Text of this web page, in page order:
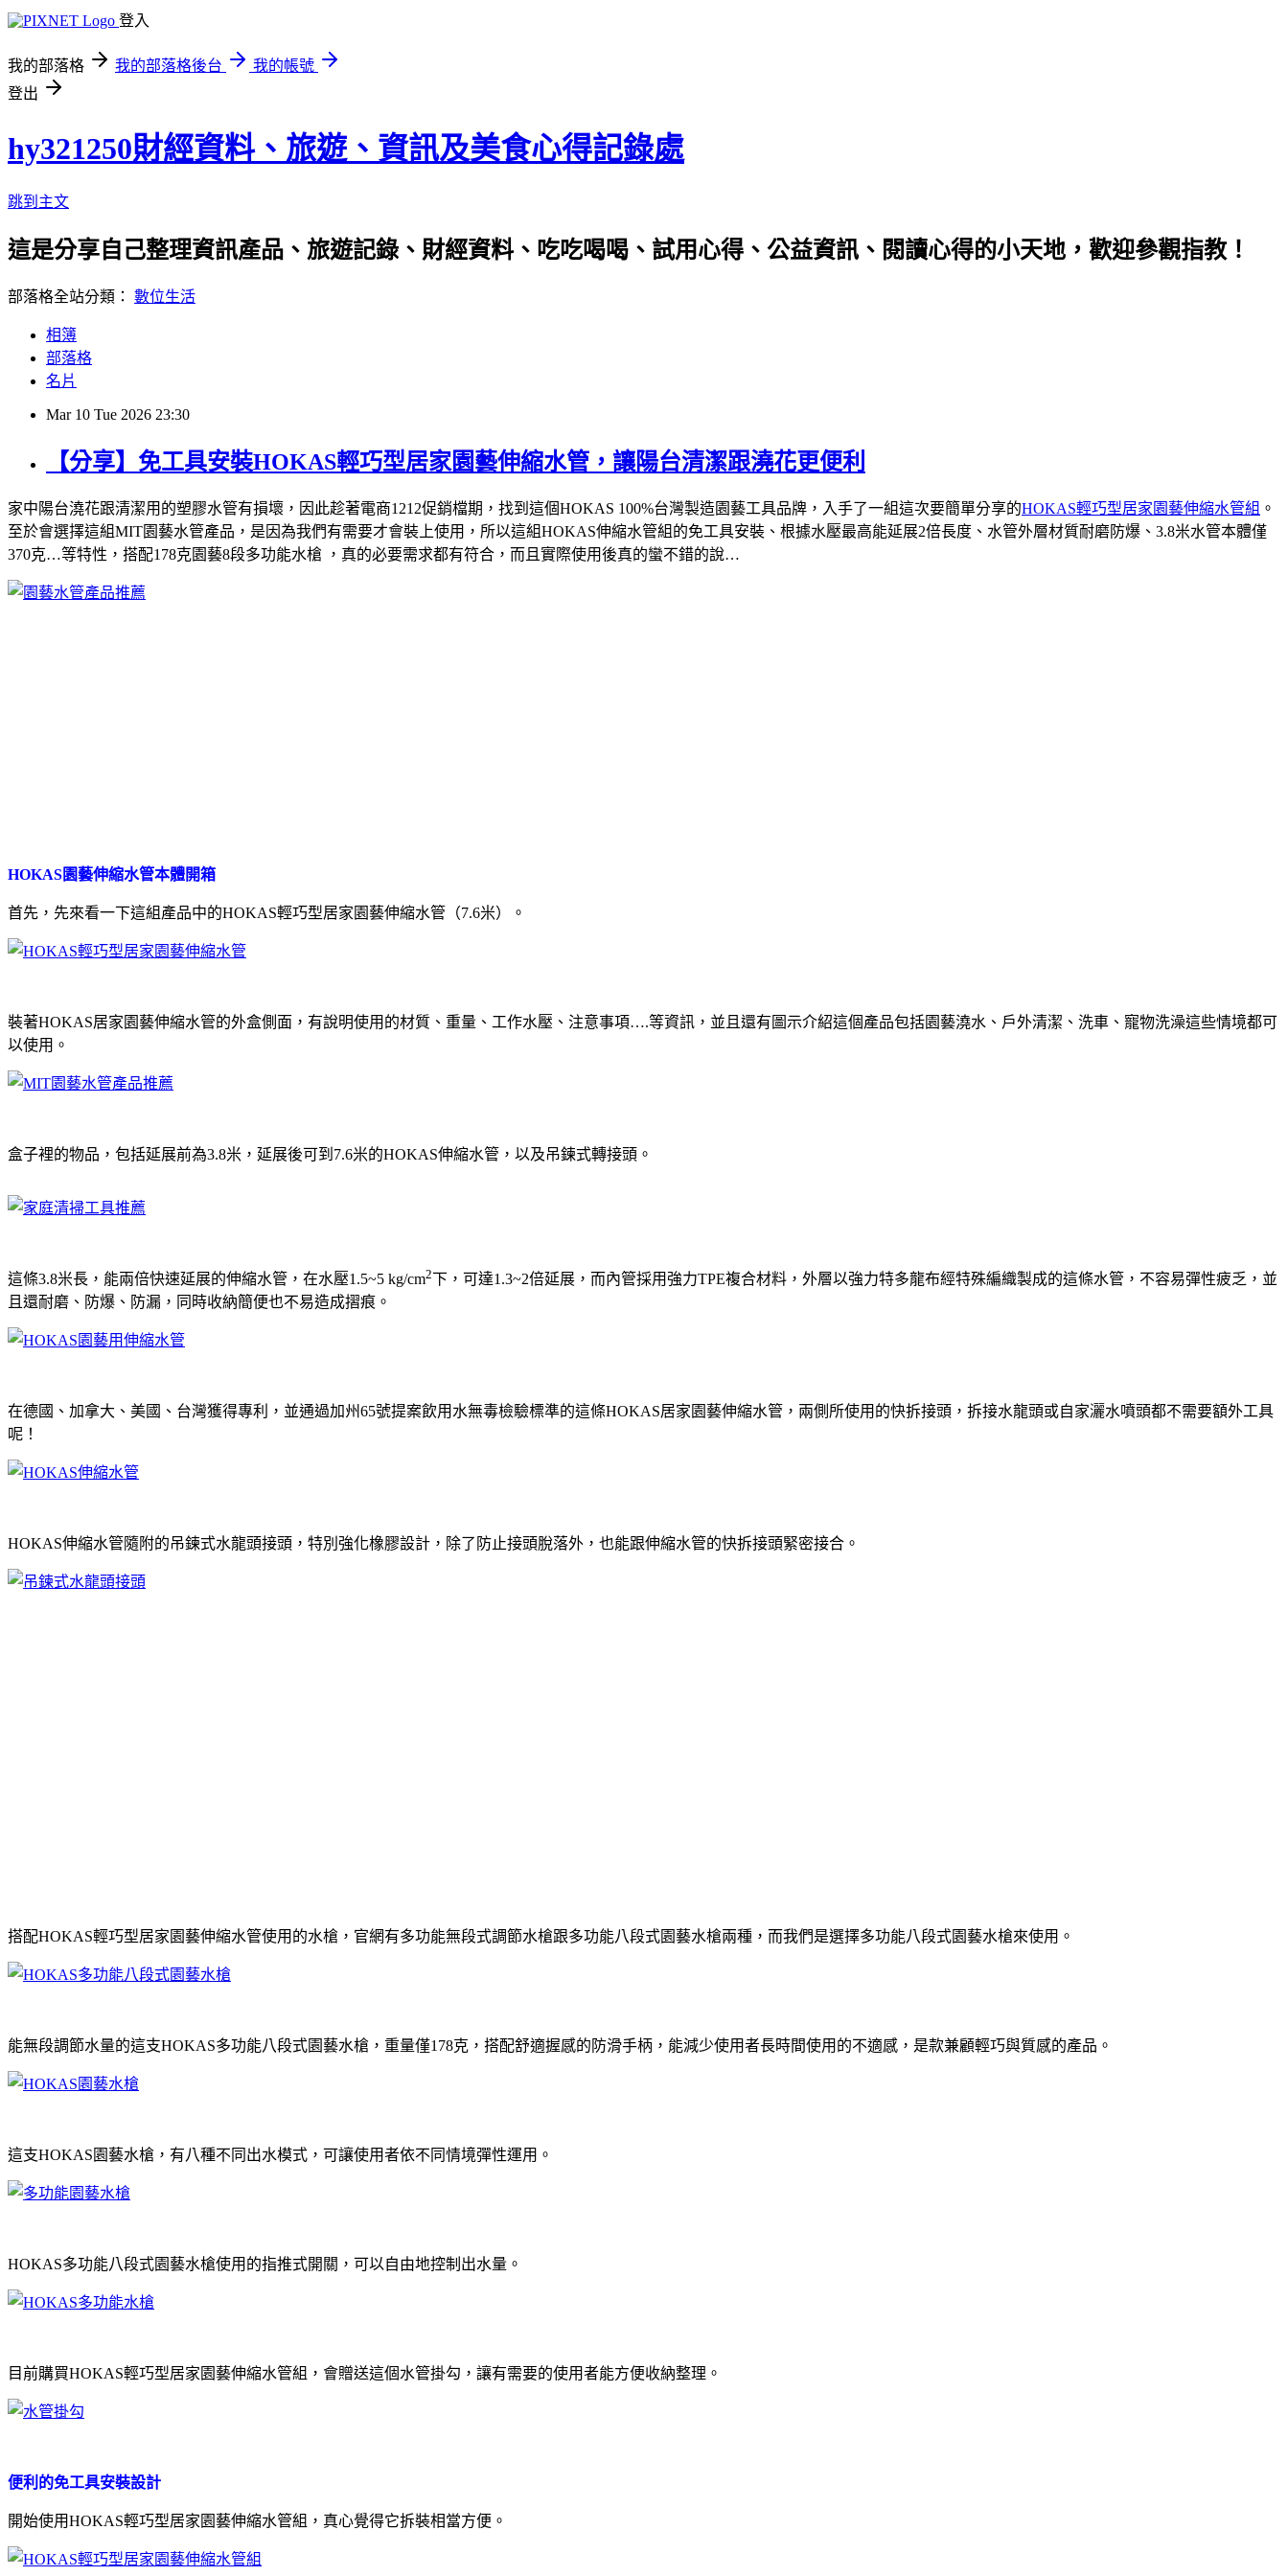
登入
我的部落格 我的部落格後台
我的帳號
登出
hy321250財經資料、旅遊、資訊及美食心得記錄處
跳到主文
這是分享自己整理資訊產品、旅遊記錄、財經資料、吃吃喝喝、試用心得、公益資訊、閱讀心得的小天地，歡迎參觀指教！
部落格全站分類： 數位生活
相簿
部落格
名片
Mar 10 Tue 2026 23:30
【分享】免工具安裝HOKAS輕巧型居家園藝伸縮水管，讓陽台清潔跟澆花更便利
家中陽台澆花跟清潔用的塑膠水管有損壞，因此趁著電商1212促銷檔期，找到這個HOKAS 100%台灣製造園藝工具品牌，入手了一組這次要簡單分享的HOKAS輕巧型居家園藝伸縮水管組 。
至於會選擇這組MIT園藝水管產品，是因為我們有需要才會裝上使用，所以這組HOKAS伸縮水管組的免工具安裝、根據水壓最高能延展2倍長度、水管外層材質耐磨防爆、3.8米水管本體僅
370克…等特性，搭配178克園藝8段多功能水槍 ，真的必要需求都有符合，而且實際使用後真的蠻不錯的說…
HOKAS園藝伸縮水管本體開箱
首先，先來看一下這組產品中的HOKAS輕巧型居家園藝伸縮水管（7.6米）。
裝著HOKAS居家園藝伸縮水管的外盒側面，有說明使用的材質、重量、工作水壓、注意事項….等資訊，並且還有圖示介紹這個產品包括園藝澆水、戶外清潔、洗車、寵物洗澡這些情境都可
以使用。
盒子裡的物品，包括延展前為3.8米，延展後可到7.6米的HOKAS伸縮水管，以及吊鍊式轉接頭。
這條3.8米長，能兩倍快速延展的伸縮水管，在水壓1.5~5 kg/cm2下，可達1.3~2倍延展，而內管採用強力TPE複合材料，外層以強力特多龍布經特殊編織製成的這條水管，不容易彈性疲乏，並
且還耐磨、防爆、防漏，同時收納簡便也不易造成摺痕。
在德國、加拿大、美國、台灣獲得專利，並通過加州65號提案飲用水無毒檢驗標準的這條HOKAS居家園藝伸縮水管，兩側所使用的快拆接頭，拆接水龍頭或自家灑水噴頭都不需要額外工具
呢！
HOKAS伸縮水管隨附的吊鍊式水龍頭接頭，特別強化橡膠設計，除了防止接頭脫落外，也能跟伸縮水管的快拆接頭緊密接合。
搭配HOKAS輕巧型居家園藝伸縮水管使用的水槍，官網有多功能無段式調節水槍跟多功能八段式園藝水槍兩種，而我們是選擇多功能八段式園藝水槍來使用。
能無段調節水量的這支HOKAS多功能八段式園藝水槍，重量僅178克，搭配舒適握感的防滑手柄，能減少使用者長時間使用的不適感，是款兼顧輕巧與質感的產品。
這支HOKAS園藝水槍，有八種不同出水模式，可讓使用者依不同情境彈性運用。
HOKAS多功能八段式園藝水槍使用的指推式開關，可以自由地控制出水量。
目前購買HOKAS輕巧型居家園藝伸縮水管組，會贈送這個水管掛勾，讓有需要的使用者能方便收納整理。
便利的免工具安裝設計
開始使用HOKAS輕巧型居家園藝伸縮水管組，真心覺得它拆裝相當方便。